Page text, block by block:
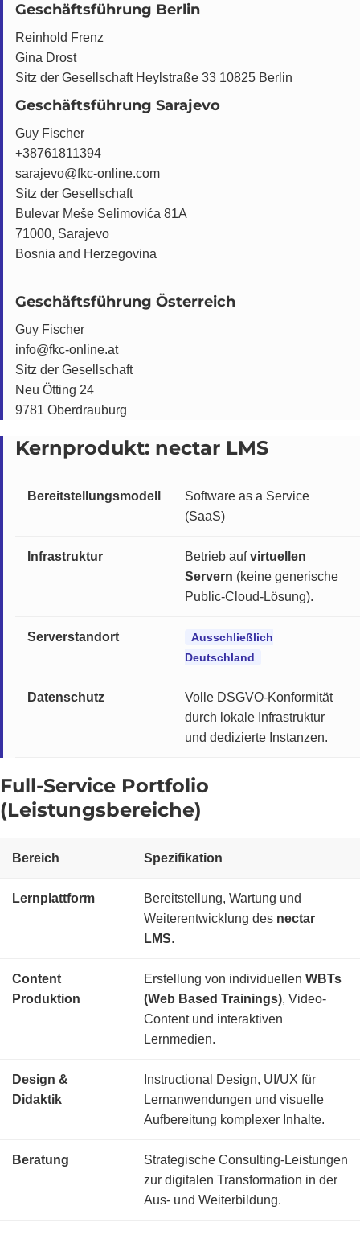
Geschäftsführung Berlin
Reinhold Frenz
Gina Drost
Sitz der Gesellschaft Heylstraße 33 10825 Berlin
Geschäftsführung Sarajevo
Guy Fischer
+38761811394
sarajevo@fkc-online.com
Sitz der Gesellschaft
Bulevar Meše Selimovića 81A
71000, Sarajevo
Bosnia and Herzegovina
Geschäftsführung Österreich
Guy Fischer
info@fkc-online.at
Sitz der Gesellschaft
Neu Ötting 24
9781 Oberdrauburg
Kernprodukt: nectar LMS
Bereitstellungsmodell
Software as a Service
(SaaS)
Infrastruktur Betrieb aufvirtuellen
Servern (keine generische
Public-Cloud-Lösung).
Serverstandort
Ausschließlich
Deutschland
Datenschutz
Volle DSGVO-Konformität
durch lokale Infrastruktur
und dedizierte Instanzen.
Full-Service Portfolio
(Leistungsbereiche)
Bereich Spezifikation
Lernplattform
Bereitstellung, Wartung und
Weiterentwicklung des nectar
LMS.
Content
Produktion
Erstellung von individuellen WBTs
(Web Based Trainings), Video-
Content und interaktiven
Lernmedien.
Design &
Didaktik
Instructional Design, UI/UX für
Lernanwendungen und visuelle
Aufbereitung komplexer Inhalte.
Beratung
Strategische Consulting-Leistungen
zur digitalen Transformation in der
Aus- und Weiterbildung.